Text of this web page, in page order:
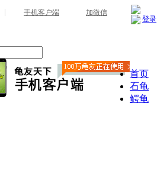
手机客户端 加微信
登录
首页
石龟
鳄龟